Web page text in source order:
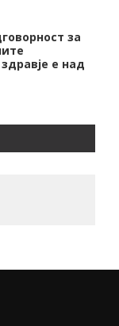
за
е над